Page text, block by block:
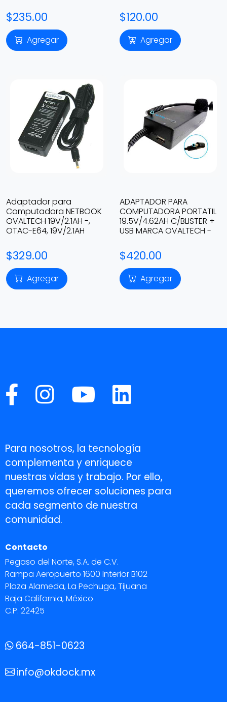
$235.00
Agregar
$120.00
Agregar
Adaptador para
Computadora NETBOOK
OVALTECH 19V/2.1AH -,
OTAC-E64, 19V/2.1AH
$329.00
Agregar
ADAPTADOR PARA
COMPUTADORA PORTATIL
19.5V/4.62AH C/BLISTER +
USB MARCA OVALTECH -
$420.00
Agregar
Para nosotros, la tecnología
complementa y enriquece
nuestras vidas y trabajo. Por ello,
queremos ofrecer soluciones para
cada segmento de nuestra
comunidad.
Contacto
Pegaso del Norte, S.A. de C.V.
Rampa Aeropuerto 1600 Interior B102
Plaza Alameda, La Pechuga, Tijuana
Baja California, México
C.P. 22425
664-851-0623
info@okdock.mx